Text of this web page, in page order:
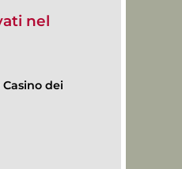
nel
dei